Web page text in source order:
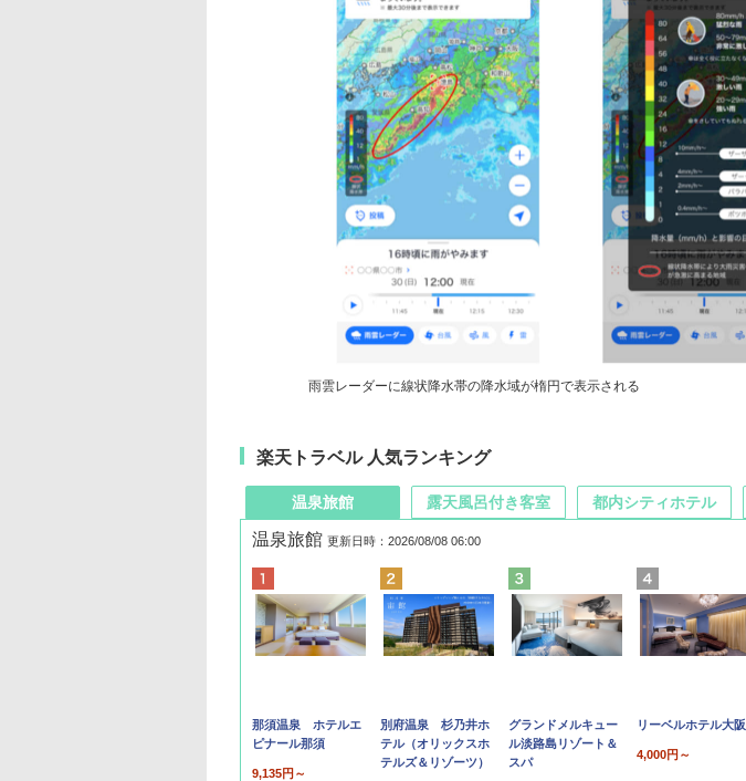
雨雲レーダーに線状降水帯の降水域が楕円で表示される
楽天トラベル 人気ランキング
温泉旅館
温泉旅館 更新日時：2026/08/08 06:00
那須温泉 ホテルエ
ピナール那須
9,135円～
別府温泉 杉乃井ホ
テル（オリックスホ
テルズ＆リゾーツ）
グランドメルキュー
ル淡路島リゾート＆
スパ
リーベルホテル大阪
4,000円～
露天風呂付き客室 都内シティホテル